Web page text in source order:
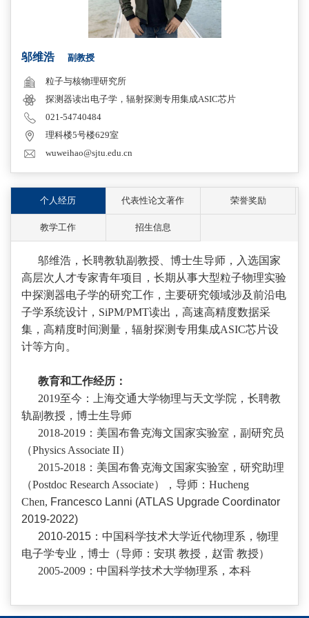
邬维浩 副教授
粒子与核物理研究所
探测器读出电子学，辐射探测专用集成ASIC芯片
021-54740484
理科楼5号楼629室
wuweihao@sjtu.edu.cn
个人经历 代表性论文著作 荣誉奖励
教学工作 招生信息
邬维浩，长聘教轨副教授、博士生导师，入选国家
高层次人才专家青年项目，长期从事大型粒子物理实验
中探测器电子学的研究工作，主要研究领域涉及前沿电
子学系统设计，SiPM/PMT读出，高速高精度数据采
集，高精度时间测量，辐射探测专用集成ASIC芯片设
计等方向。
教育和工作经历：
2019至今：上海交通大学物理与天文学院，长聘教
轨副教授，博士生导师
2018-2019：美国布鲁克海文国家实验室，副研究员
（Physics Associate II）
2015-2018：美国布鲁克海文国家实验室，研究助理
（Postdoc Research Associate），导师：Hucheng
Chen, Francesco Lanni (ATLAS Upgrade Coordinator
2019-2022)
2010-2015：中国科学技术大学近代物理系，物理
电子学专业，博士（导师：安琪 教授，赵雷 教授）
2005-2009：中国科学技术大学物理系，本科